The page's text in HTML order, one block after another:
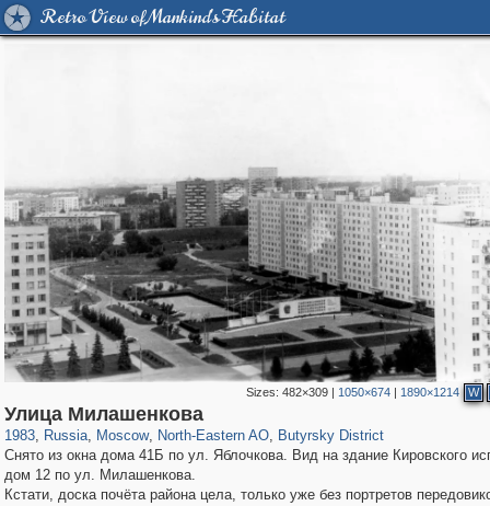
Retro View of Mankind's Habitat
Sizes: 482×309| 1050×674| 1890×1214 W
Улица Милашенкова
1983, Russia
1,406,871 29,248
, Moscow
319,861 8,286
, North-Eastern AO
24,490 250
, Butyrsky District
Снято из окна дома 41Б по ул. Яблочкова. Вид на здание Кировского
дом 12 по ул. Милашенкова.
Кстати, доска почёта района цела, только уже без портретов